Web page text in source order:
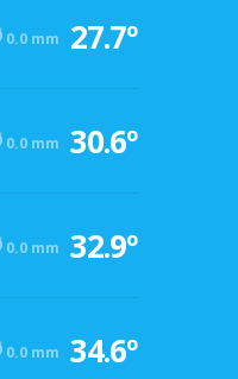
0.0 mm 27.7º
0.0 mm 30.6º
0.0 mm 32.9º
0.0 mm 34.6º